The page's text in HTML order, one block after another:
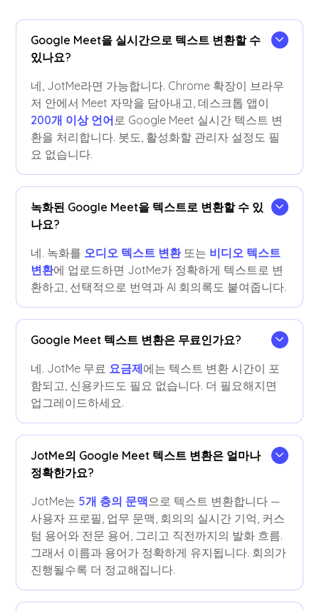
Google Meet을 실시간으로 텍스트 변환할 수
있나요?
네, JotMe라면 가능합니다. Chrome 확장이 브라우
저 안에서 Meet 자막을 담아내고, 데스크톱 앱이
200개 이상 언어 로 Google Meet 실시간 텍스트 변
환을 처리합니다. 봇도, 활성화할 관리자 설정도 필
요 없습니다.
녹화된 Google Meet을 텍스트로 변환할 수 있
나요?
네. 녹화를 오디오 텍스트 변환또는 비디오 텍스트
변환에 업로드하면 JotMe가 정확하게 텍스트로 변
환하고, 선택적으로 번역과 AI 회의록도 붙여줍니다.
Google Meet 텍스트 변환은 무료인가요?
네. JotMe 무료 요금제에는 텍스트 변환 시간이 포
함되고, 신용카드도 필요 없습니다. 더 필요해지면
업그레이드하세요.
JotMe의 Google Meet 텍스트 변환은 얼마나
정확한가요?
JotMe는 5개 층의 문맥으로 텍스트 변환합니다 —
사용자 프로필, 업무 문맥, 회의의 실시간 기억, 커스
텀 용어와 전문 용어, 그리고 직전까지의 발화 흐름.
그래서 이름과 용어가 정확하게 유지됩니다. 회의가
진행될수록 더 정교해집니다.